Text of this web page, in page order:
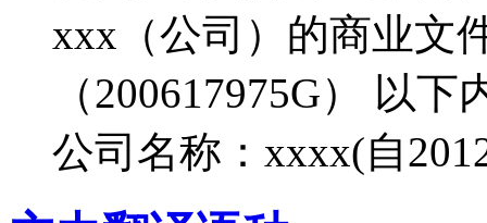
xxx（公司）的商业文
（200617975G） 以
公司名称：xxxx(自